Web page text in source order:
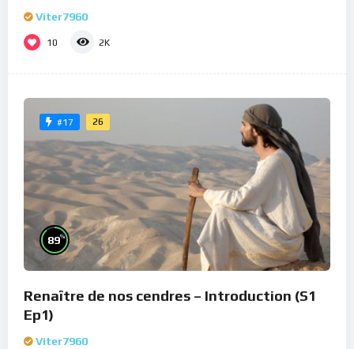
Viter7960
10 2K
#17 26
89%
Renaître de nos cendres – Introduction (S1
Ep1)
Viter7960